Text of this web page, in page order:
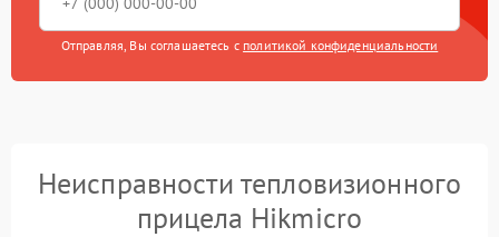
Отправляя, Вы соглашаетесь с политикой конфиденциальности
Неисправности тепловизионного
прицела Hikmicro